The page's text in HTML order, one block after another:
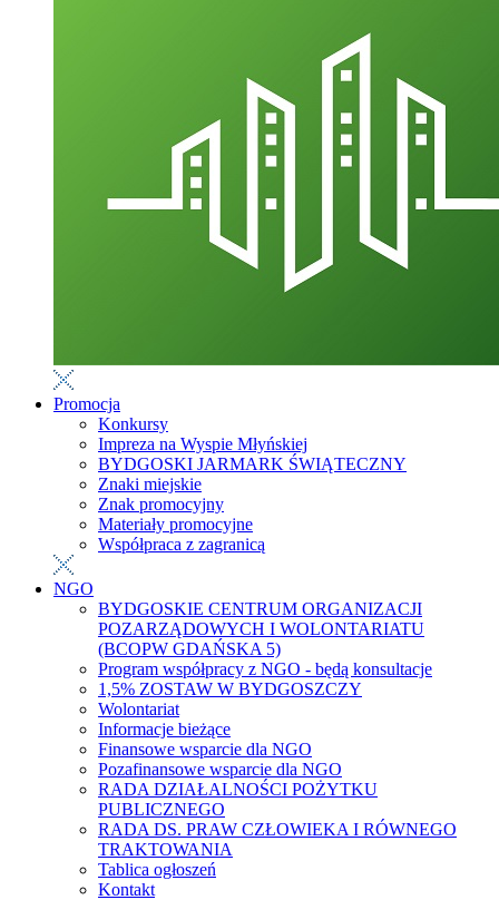
Promocja
Konkursy
Impreza na Wyspie Młyńskiej
BYDGOSKI JARMARK ŚWIĄTECZNY
Znaki miejskie
Znak promocyjny
Materiały promocyjne
Współpraca z zagranicą
NGO
BYDGOSKIE CENTRUM ORGANIZACJI
POZARZĄDOWYCH I WOLONTARIATU
(BCOPW GDAŃSKA 5)
Program współpracy z NGO - będą konsultacje
1,5% ZOSTAW W BYDGOSZCZY
Wolontariat
Informacje bieżące
Finansowe wsparcie dla NGO
Pozafinansowe wsparcie dla NGO
RADA DZIAŁALNOŚCI POŻYTKU
PUBLICZNEGO
RADA DS. PRAW CZŁOWIEKA I RÓWNEGO
TRAKTOWANIA
Tablica ogłoszeń
Kontakt